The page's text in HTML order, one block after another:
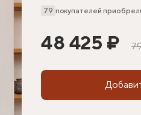
79 покупателей
48 425 ₽